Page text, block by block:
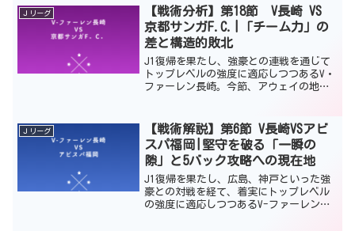
は5連勝。首位のバルセロナと勝点3、
2...
Ｊリーグ
【戦術分析】第18節 V長崎 VS
京都サンガF.C.|「チーム力」の
差と構造的敗北
J1復帰を果たし、強豪との連戦を通じて
トップレベルの強度に適応しつつあるV・
ファーレン長崎。今節、アウェイの地で
試合は、京都にとって極めて特殊な意味
を持っていた。リ...
Ｊリーグ
【戦術解説】第6節 V長崎VSアビ
スパ福岡|堅守を破る「一瞬の
隙」と5バック攻略への現在地
J1復帰を果たし、広島、神戸といった強
豪との対戦を経て、着実にトップレベル
の強度に適応しつつあるV-ファーレン長